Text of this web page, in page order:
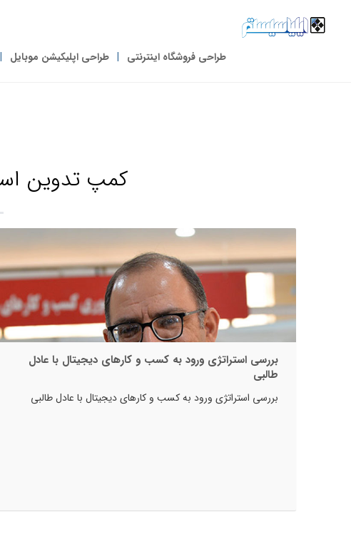
طراحی فروشگاه اینترنتی طراحی اپلیکیشن موبایل
کمپ تدوین
بررسی استراتژی ورود به کسب و کارهای دیجیتال با عادل
طالبی
بررسی استراتژی ورود به کسب و کارهای دیجیتال با عادل طالبی